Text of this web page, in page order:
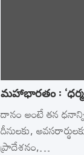
మహాభారతం :
దానం అంటే తన
దీనులకు,
ప్రాదేశనం,…